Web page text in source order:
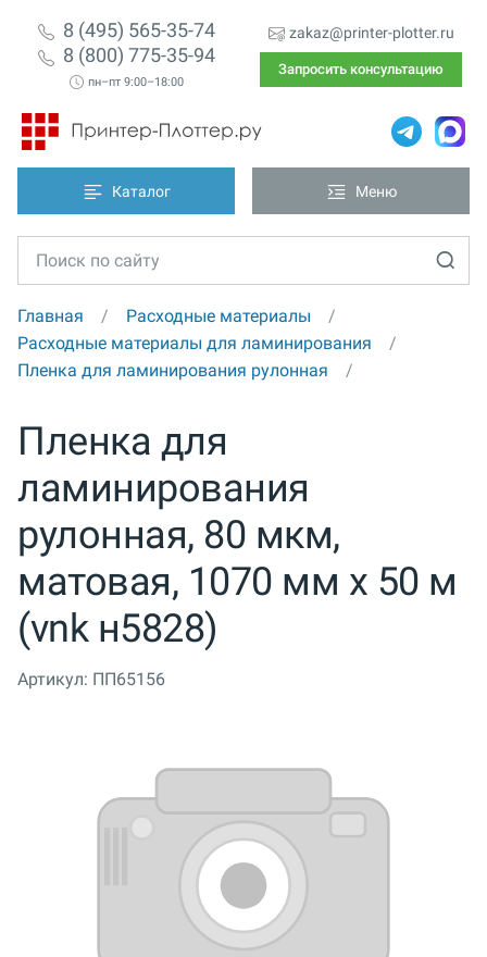
8 (495) 565-35-74
8 (800) 775-35-94
пн–пт 9:00–18:00
zakaz@printer-plotter.ru
Запросить консультацию
Каталог Меню
Главная
Расходные материалы
Расходные материалы для ламинирования
Пленка для ламинирования рулонная
Пленка для
ламинирования
рулонная, 80 мкм,
матовая, 1070 мм x 50 м
(vnk н5828)
Артикул: ПП65156